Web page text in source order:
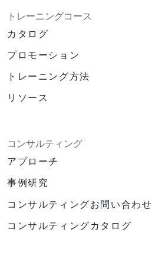
トレーニングコース
カタログ
プロモーション
トレーニング方法
リソース
コンサルティング
アプローチ
事例研究
コンサルティングお問い合わせ
コンサルティングカタログ